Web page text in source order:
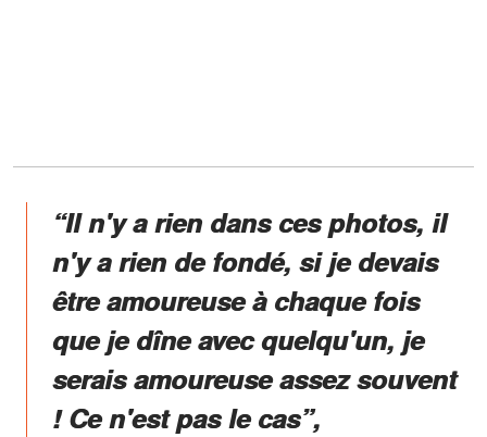
“Il n'y a rien dans ces photos, il
n'y a rien de fondé, si je devais
être amoureuse à chaque fois
que je dîne avec quelqu'un, je
serais amoureuse assez souvent
! Ce n'est pas le cas”,